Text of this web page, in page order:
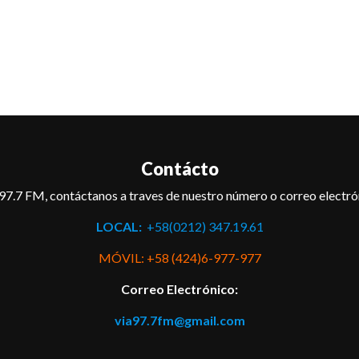
Contácto
FM, contáctanos a traves de nuestro número o correo
LOCAL:+58(0212) 347.19.61
MÓVIL: +58 (424)6-977-977
Correo Electrónico:
via97.7fm@gmail.com